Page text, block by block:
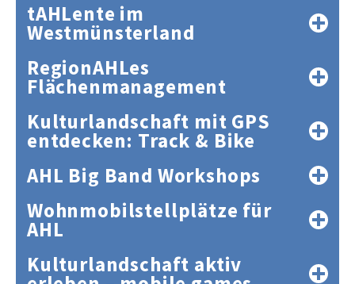
tAHLente im
Westmünsterland
RegionAHLes
Flächenmanagement
Kulturlandschaft mit GPS
entdecken: Track & Bike
AHL Big Band Workshops
Wohnmobilstellplätze für
AHL
Kulturlandschaft aktiv